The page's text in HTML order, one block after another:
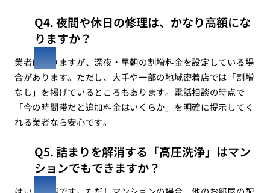
Q4. 夜間や休日の修理は、かなり高額にな
りますか？
業者によりますが、深夜・早朝の割増料金を設定している場
合があります。ただし、大手や一部の地域密着店では「割増
なし」を掲げているところもあります。電話相談の時点で
「今の時間帯だと追加料金はいくらか」を明確に提示してく
れる業者なら安心です。
Q5. 詰まりを解消する「高圧洗浄」はマン
ションでもできますか？